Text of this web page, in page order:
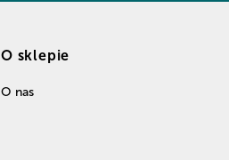
O sklepie
O nas